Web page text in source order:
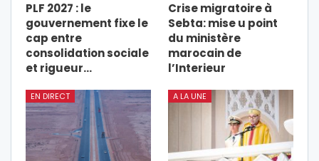
PLF 2027 : le
gouvernement fixe le
cap entre
consolidation sociale
et rigueur…
Crise migratoire à
Sebta: mise u point
du ministère
marocain de
l’Interieur
EN DIRECT A LA UNE